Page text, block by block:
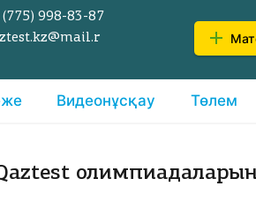
(775) 998-83-87
Видеонұсқау Төлем